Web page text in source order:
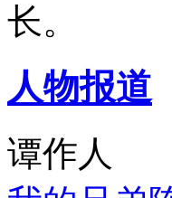
长。
人物报道
谭作人